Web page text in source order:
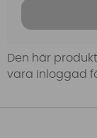
Den här
vara inloggad